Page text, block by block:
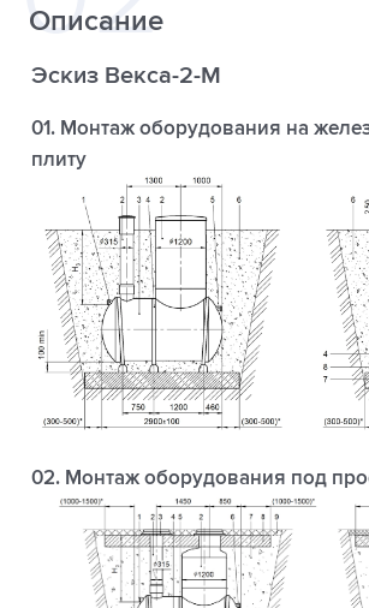
Описание
Эскиз Векса-2-М
01. Монтаж оборудования на
плиту
02. Монтаж оборудования под